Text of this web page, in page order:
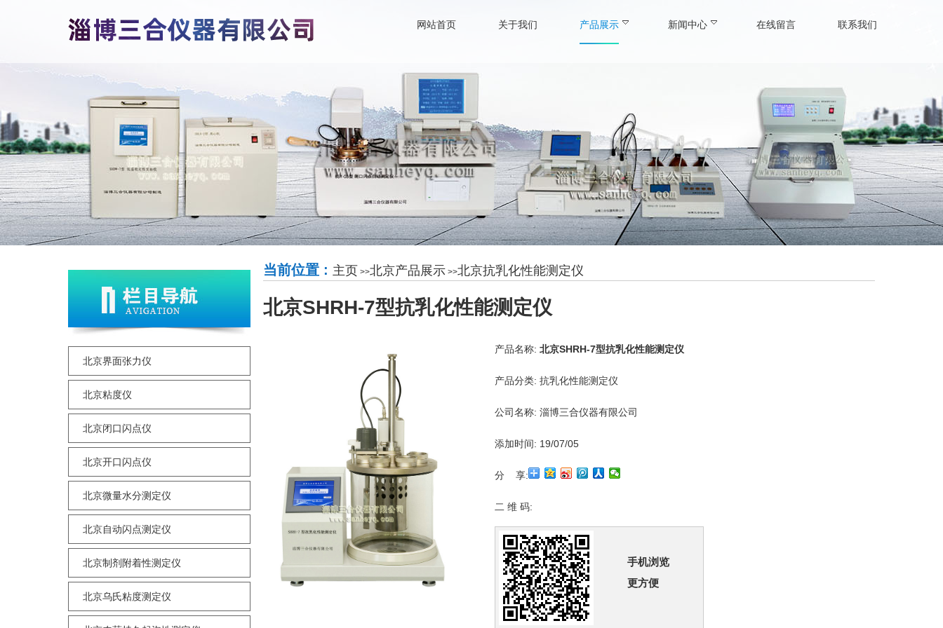
网站首页 关于我们 产品展示 新闻中心 在线留言 联系我们
当前位置 : 主页 >>北京产品展示 >>北京抗乳化性能测定仪
北京SHRH-7型抗乳化性能测定仪
产品名称: 北京SHRH-7型抗乳化性能测定仪
产品分类: 抗乳化性能测定仪
公司名称: 淄博三合仪器有限公司
添加时间: 19/07/05
分 享:
二 维 码:
手机浏览
更方便
北京界面张力仪
北京粘度仪
北京闭口闪点仪
北京开口闪点仪
北京微量水分测定仪
北京自动闪点测定仪
北京制剂附着性测定仪
北京乌氏粘度测定仪